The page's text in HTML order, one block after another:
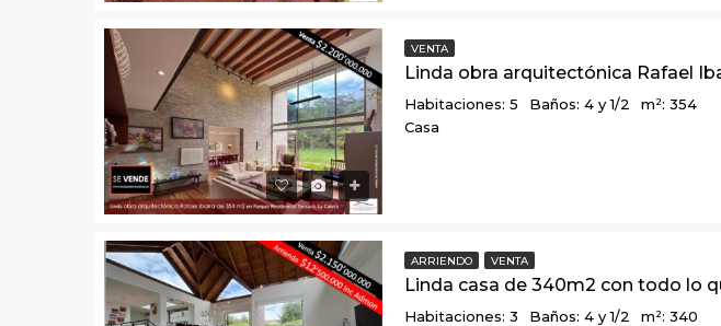
VENTA
Habitaciones: 5 Baños: 4 y 1/2
m²: 354
Casa
ARRIENDO VENTA
Habitaciones: 3 Baños: 4 y 1/2
m²: 340